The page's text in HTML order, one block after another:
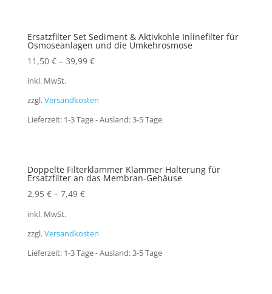
Ersatzfilter Set Sediment & Aktivkohle Inlinefilter für
Osmoseanlagen und die Umkehrosmose
11,50 €– 39,99 €
inkl. MwSt.
zzgl.Versandkosten
Lieferzeit: 1-3 Tage - Ausland: 3-5 Tage
Doppelte Filterklammer Klammer Halterung für
Ersatzfilter an das Membran-Gehäuse
2,95 €– 7,49 €
inkl. MwSt.
zzgl.Versandkosten
Lieferzeit: 1-3 Tage - Ausland: 3-5 Tage